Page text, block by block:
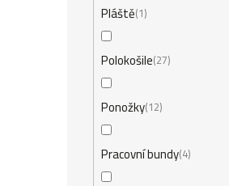
Pláště 1
Polokošile 27
Ponožky 12
Pracovní bundy 4